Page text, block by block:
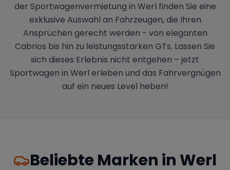
der Sportwagenvermietung in Werl finden Sie eine
exklusive Auswahl an Fahrzeugen, die Ihren
Ansprüchen gerecht werden - von eleganten
Cabrios bis hin zu leistungsstarken GTs. Lassen Sie
sich dieses Erlebnis nicht entgehen – jetzt
Sportwagen in Werl erleben und das Fahrvergnügen
auf ein neues Level heben!
Beliebte Marken in Werl